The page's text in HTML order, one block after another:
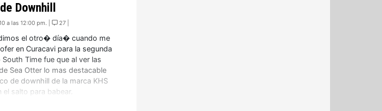
Downhill
a las 12:00 pm. | 27 |
el otro� día� cuando me
en Curacavi para la segunda
Time fue que al ver las
Sea Otter lo mas destacable
de downhill de la marca KHS
el salto para babear.